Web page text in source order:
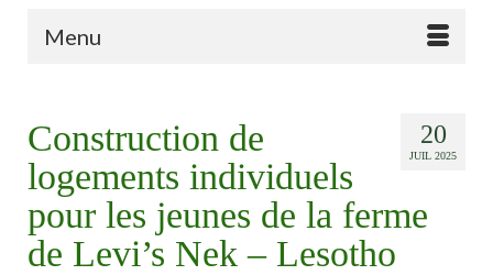
Menu
20
JUIL 2025
Construction de
logements individuels
pour les jeunes de la ferme
de Levi’s Nek – Lesotho